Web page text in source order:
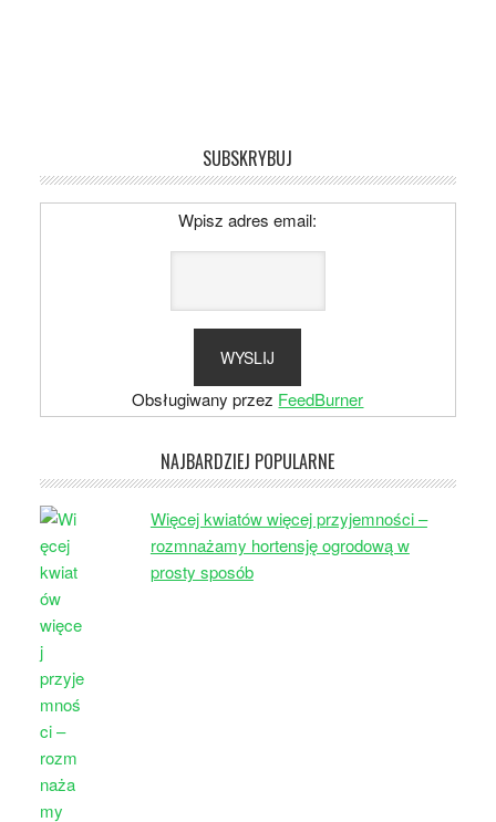
SUBSKRYBUJ
Wpisz adres email:
Obsługiwany przez FeedBurner
NAJBARDZIEJ POPULARNE
Więcej kwiatów więcej przyjemności –
rozmnażamy hortensję ogrodową w
prosty sposób